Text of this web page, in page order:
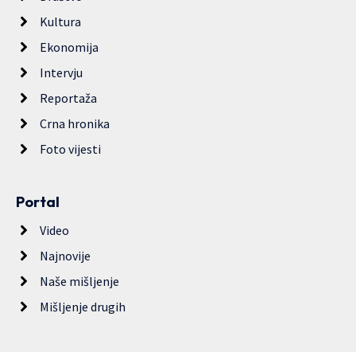
Kultura
Ekonomija
Intervju
Reportaža
Crna hronika
Foto vijesti
Portal
Video
Najnovije
Naše mišljenje
Mišljenje drugih